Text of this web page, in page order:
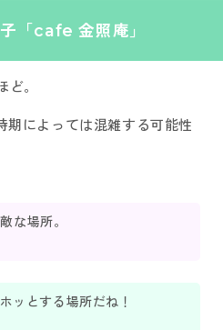
「cafe 金照庵」
。
によっては混雑する可能性
な場所。
ッとする場所だね！